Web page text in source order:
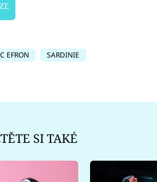
EFRON
SARDINIE
SI TAKÉ